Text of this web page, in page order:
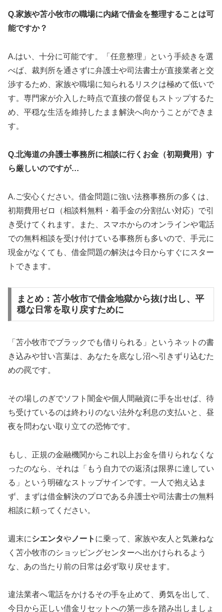
Q.家族や苫小牧市の職場に内緒で借金を整理することは可
能ですか？
A.はい、十分に可能です。「任意整理」という手続きを選
べば、裁判所を通さずに弁護士や司法書士が直接業者と交
渉するため、家族や職場に知られるリスクは極めて低いで
す。専門家が介入した時点で直接の督促もストップするた
め、平穏な生活を維持したまま解決へ向かうことができま
す。
Q.北海道の弁護士事務所に相談に行くお金（初期費用）す
ら厳しいのですが…
A.ご安心ください。借金問題に強い法務事務所の多くは、
初期費用ゼロ（相談料無料・着手金の分割払い対応）で引
き受けてくれます。また、スマホからのオンラインや電話
での無料相談を受け付けている事務所も多いので、手元に
現金がなくても、借金問題の解決は今日からすぐにスター
トできます。
まとめ：苫小牧市で借金地獄から抜け出し、平
穏な日常を取り戻すために
「苫小牧市でブラックでも借りられる」というネットの書
き込みや甘い言葉は、あなたを底なし沼へ引きずり込むた
めの罠です。
その場しのぎでソフト闇金や個人間融資に手を出せば、待
ち受けているのは終わりのない法外な利息の支払いと、昼
夜を問わない取り立ての恐怖です。
もし、正規の金融機関からこれ以上お金を借りられなくな
ったのなら、それは「もう自力での返済は限界に達してい
る」という明確なストップサインです。一人で抱え込ま
ず、まずは借金解決のプロである弁護士や司法書士の無料
相談に頼ってください。
週末にシエンタや ノート に乗って、家族や友人と気兼ねな
く苫小牧市のショッピングセンターへ出かけられるよう
な、あの当たり前の日常は必ず取り戻せます。
違法業者へ電話をかけるその手を止めて、勇気を出して、
今日から正しい借金リセットへの第一歩を踏み出しましょ